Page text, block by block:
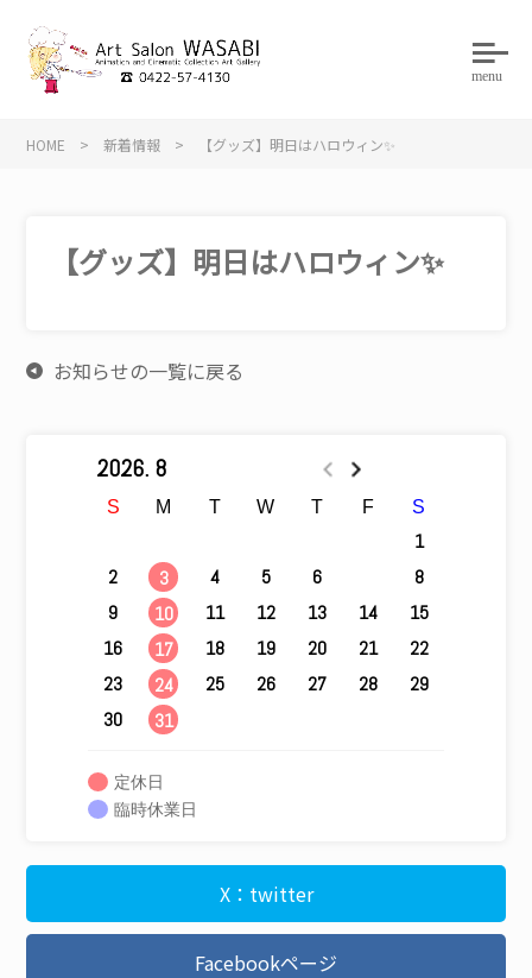
menu
HOME >新着情報 > 【グッズ】明日はハロウィン✨
【グッズ】明日はハロウィン✨
お知らせの一覧に戻る
2026. 8
S M T W T F S
1
2
3 4 5 6
8
9
10 11 12 13 14
15
16
17 18 19 20 21
22
23
24 25 26 27 28
29
30
31
定休日
臨時休業日
X：twitter
Facebookページ